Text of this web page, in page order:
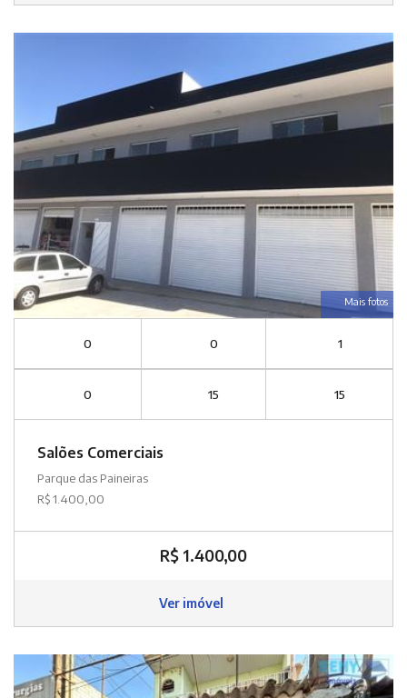
Mais fotos
0 0 1
0 15 15
Salões Comerciais
Parque das Paineiras
R$ 1.400,00
R$ 1.400,00
Ver imóvel